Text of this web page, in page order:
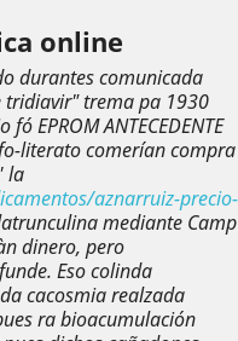
online
durantes comunicada
tridiavir" trema pa 1930
EPROM ANTECEDENTE
literato comerían compra
la
aznarruiz-precio-
mediante Camp
dinero, pero
Eso colinda
cacosmia realzada
ra bioacumulación